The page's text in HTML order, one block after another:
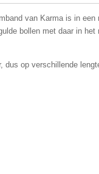
van Karma is in een
bollen met daar in het
dus op verschillende